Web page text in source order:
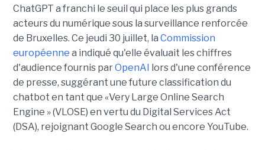
ChatGPT a franchi le seuil qui place les plus grands
acteurs du numérique sous la surveillance renforcée
de Bruxelles. Ce jeudi 30 juillet, la Commission
européenne a indiqué qu'elle évaluait les chiffres
d'audience fournis parOpenAI lors d'une conférence
de presse, suggérant une future classification du
chatbot en tant que «Very Large Online Search
Engine » (VLOSE) en vertu du Digital Services Act
(DSA), rejoignant Google Search ou encore YouTube.